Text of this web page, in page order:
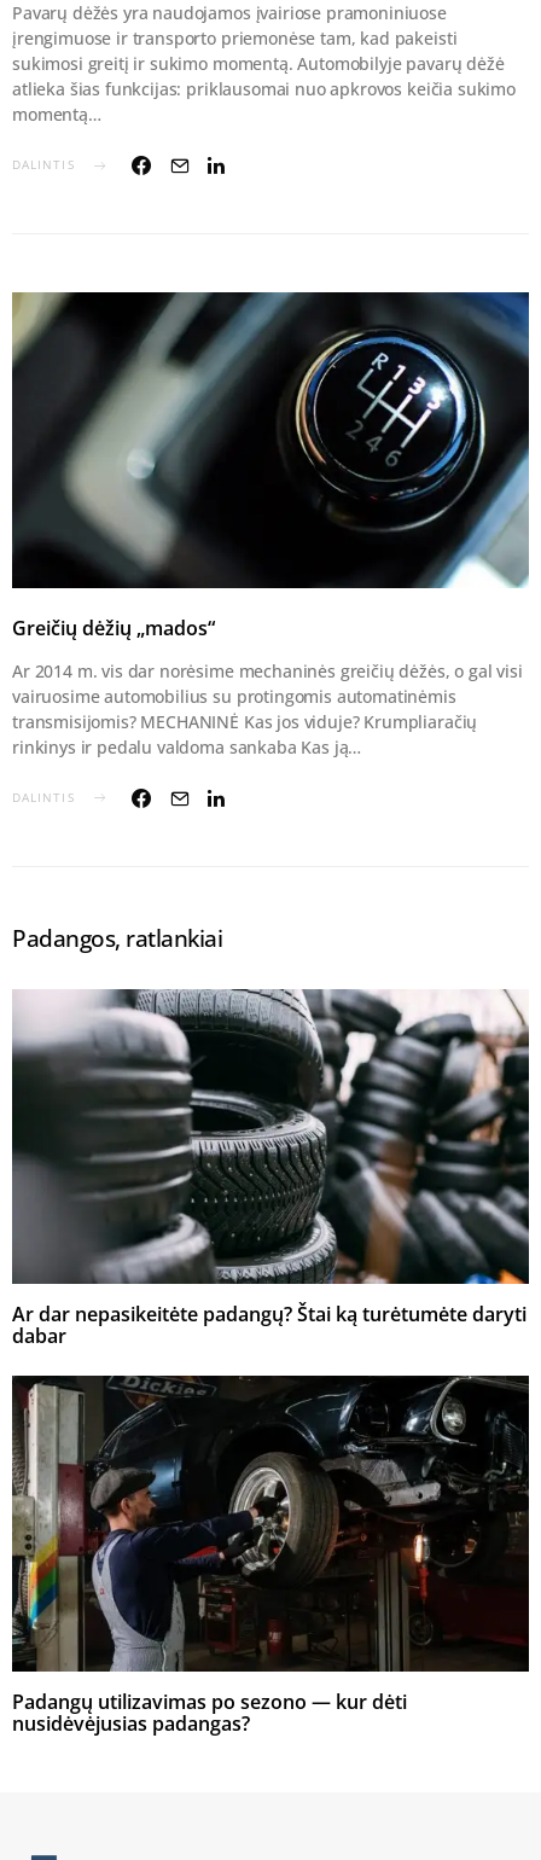
Pavarų dėžės yra naudojamos įvairiose pramoniniuose
įrengimuose ir transporto priemonėse tam, kad pakeisti
sukimosi greitį ir sukimo momentą. Automobilyje pavarų dėžė
atlieka šias funkcijas: priklausomai nuo apkrovos keičia sukimo
momentą…
DALINTIS
Greičių dėžių „mados“
Ar 2014 m. vis dar norėsime mechaninės greičių dėžės, o gal visi
vairuosime automobilius su protingomis automatinėmis
transmisijomis? MECHANINĖ Kas jos viduje? Krumpliaračių
rinkinys ir pedalu valdoma sankaba Kas ją…
DALINTIS
Padangos, ratlankiai
Ar dar nepasikeitėte padangų? Štai ką turėtumėte daryti
dabar
Padangų utilizavimas po sezono — kur dėti
nusidėvėjusias padangas?